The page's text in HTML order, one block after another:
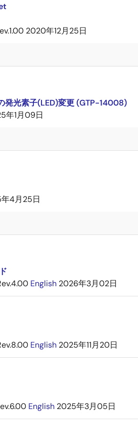
2020年12月25日
発光素子(LED)変更 (GTP-14008)
年1月09日
4月25日
English 2026年3月02日
English 2025年11月20日
English 2025年3月05日